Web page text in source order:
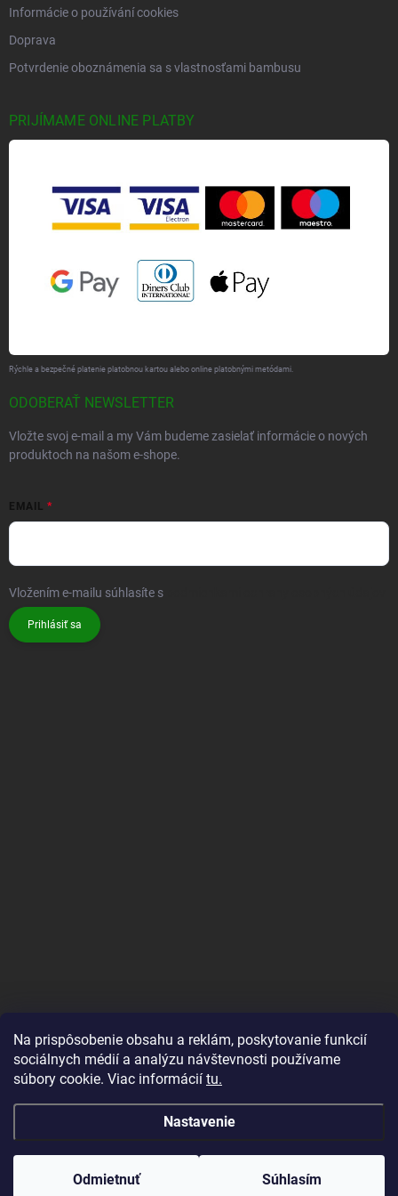
Na prispôsobenie obsahu a reklám, poskytovanie funkcií
sociálnych médií a analýzu návštevnosti používame
súbory cookie. Viac informácií tu.
Nastavenie
Odmietnuť Súhlasím
Informácie o používání cookies
Doprava
Potvrdenie oboznámenia sa s vlastnosťami bambusu
PRIJÍMAME ONLINE PLATBY
Rýchle a bezpečné platenie platobnou kartou alebo online platobnými metódami.
ODOBERAŤ NEWSLETTER
Vložte svoj e-mail a my Vám budeme zasielať informácie o nových
produktoch na našom e-shope.
EMAIL
Vložením e-mailu súhlasíte s
Prihlásiť sa
KONTAKT
+421944111609